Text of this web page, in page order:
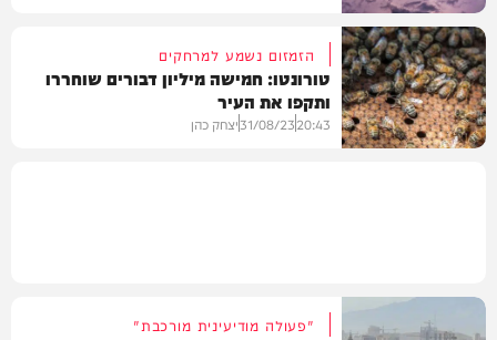
בעולם
הזמזום נשמע למרחקים
טורונטו: חמישה מיליון דבורים שוחררו
ותקפו את העיר
20:43
31/08/23יצחק כהן
"פעולה מודיעינית מורכבת"